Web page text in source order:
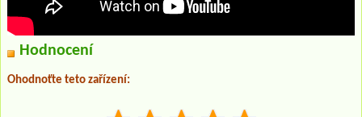
Hodnocení
Ohodnoťte teto zařízení: